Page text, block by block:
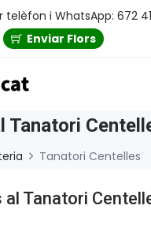
i WhatsApp: 672
Enviar Flors
Tanatori
Tanatori Centelles
Tanatori